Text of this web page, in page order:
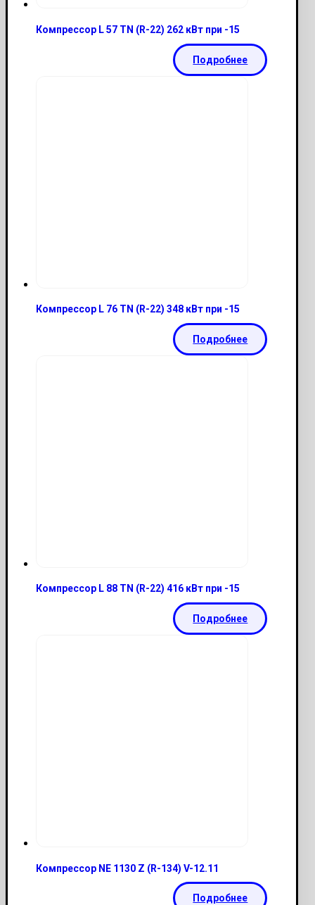
Компрессор L 57 TN (R-22) 262 кВт при -15
Подробнее
Компрессор L 76 TN (R-22) 348 кВт при -15
Подробнее
Компрессор L 88 TN (R-22) 416 кВт при -15
Подробнее
Компрессор NE 1130 Z (R-134) V-12.11
Подробнее